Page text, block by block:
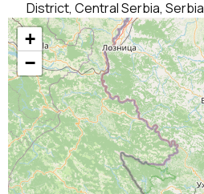
District, Central Serbia, Serbia
+
−